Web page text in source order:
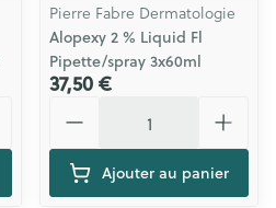
Pierre Fabre Dermatologie
Alopexy 2 % Liquid Fl
Pipette/spray 3x60ml
37,50 €
Ajouter au panier